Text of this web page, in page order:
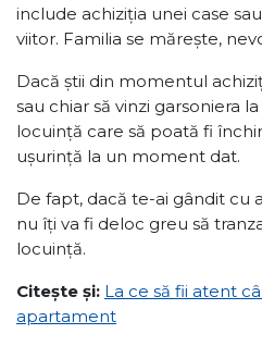
include achiziția unei case
viitor. Familia se mărește,
Dacă știi din momentul
sau chiar să vinzi garsoniera
locuință care să poată fi
ușurință la un moment dat.
De fapt, dacă te-ai gândit cu
nu îți va fi deloc greu să
locuință.
Citește și: La ce să fii atent
apartament